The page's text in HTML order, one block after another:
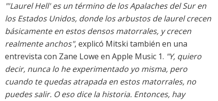
"'Laurel Hell' es un término de los Apalaches del Sur en
los Estados Unidos, donde los arbustos de laurel crecen
básicamente en estos densos matorrales, y crecen
realmente anchos", explicó Mitski también en una
entrevista con Zane Lowe en Apple Music 1. "Y, quiero
decir, nunca lo he experimentado yo misma, pero
cuando te quedas atrapada en estos matorrales, no
puedes salir. O eso dice la historia. Entonces, hay